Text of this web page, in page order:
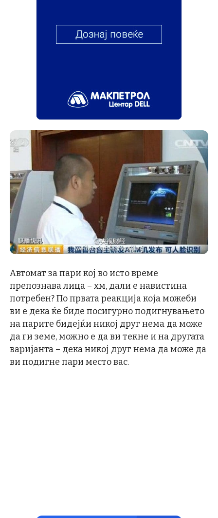
Автомат за пари кој во исто време
препознава лица – хм, дали е навистина
потребен? По првата реакција која можеби
ви е дека ќе биде посигурно подигнувањето
на парите бидејќи никој друг нема да може
да ги земе, можно е да ви текне и на другата
варијанта – дека никој друг нема да може да
ви подигне пари место вас.